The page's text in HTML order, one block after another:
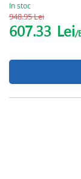
In stoc
948.95 Lei
607.33 Lei/